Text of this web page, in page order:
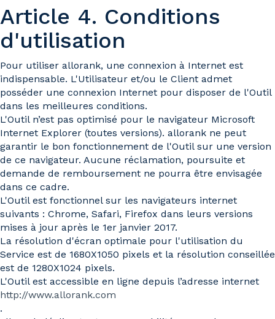
Article 4. Conditions
d'utilisation
Pour utiliser allorank, une connexion à Internet est
indispensable. L'Utilisateur et/ou le Client admet
posséder une connexion Internet pour disposer de l'Outil
dans les meilleures conditions.
L'Outil n’est pas optimisé pour le navigateur Microsoft
Internet Explorer (toutes versions). allorank ne peut
garantir le bon fonctionnement de l'Outil sur une version
de ce navigateur. Aucune réclamation, poursuite et
demande de remboursement ne pourra être envisagée
dans ce cadre.
L'Outil est fonctionnel sur les navigateurs internet
suivants : Chrome, Safari, Firefox dans leurs versions
mises à jour après le 1er janvier 2017.
La résolution d'écran optimale pour l'utilisation du
Service est de 1680X1050 pixels et la résolution conseillée
est de 1280X1024 pixels.
L'Outil est accessible en ligne depuis l’adresse internet
http://www.allorank.com
.